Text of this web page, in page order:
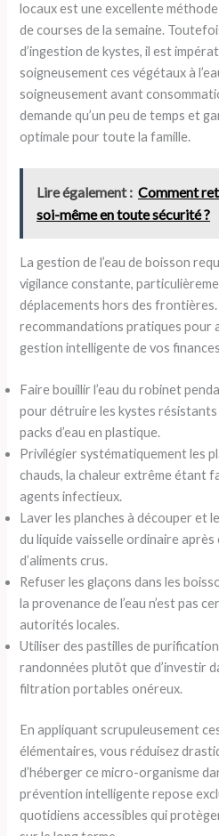
locaux est une excellente
de courses de la semaine.
d’ingestion de kystes, il est
soigneusement ces végétaux à
soigneusement avant
demande qu’un peu de temps et
optimale pour toute la famille.
Lire également : Comment
soi-même en toute sécurité ?
La gestion de l’eau de boisson
vigilance constante,
déplacements hors des frontières.
recommandations pratiques pour
gestion intelligente de vos
Faire bouillir l’eau du robinet
pour détruire les kystes
packs d’eau en plastique.
Privilégier systématiquement les
chauds, la chaleur extrême étant
agents infectieux.
Laver les planches à découper et
du liquide vaisselle ordinaire
d’aliments crus.
Refuser les glaçons dans les
la provenance de l’eau n’est pas
autorités locales.
Utiliser des pastilles de
randonnées plutôt que d’investir
filtration portables onéreux.
En appliquant scrupuleusement
élémentaires, vous réduisez
d’héberger ce micro-organisme
prévention intelligente repose
quotidiens accessibles qui